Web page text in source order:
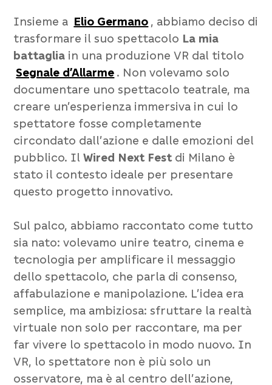
Insieme a Elio Germano , abbiamo deciso di
trasformare il suo spettacolo La mia
battaglia in una produzione VR dal titolo
Segnale d’Allarme . Non volevamo solo
documentare uno spettacolo teatrale, ma
creare un’esperienza immersiva in cui lo
spettatore fosse completamente
circondato dall’azione e dalle emozioni del
pubblico. IlWired Next Festdi Milano è
stato il contesto ideale per presentare
questo progetto innovativo.
Sul palco, abbiamo raccontato come tutto
sia nato: volevamo unire teatro, cinema e
tecnologia per amplificare il messaggio
dello spettacolo, che parla di consenso,
affabulazione e manipolazione. L’idea era
semplice, ma ambiziosa: sfruttare la realtà
virtuale non solo per raccontare, ma per
far vivere lo spettacolo in modo nuovo. In
VR, lo spettatore non è più solo un
osservatore, ma è al centro dell’azione,